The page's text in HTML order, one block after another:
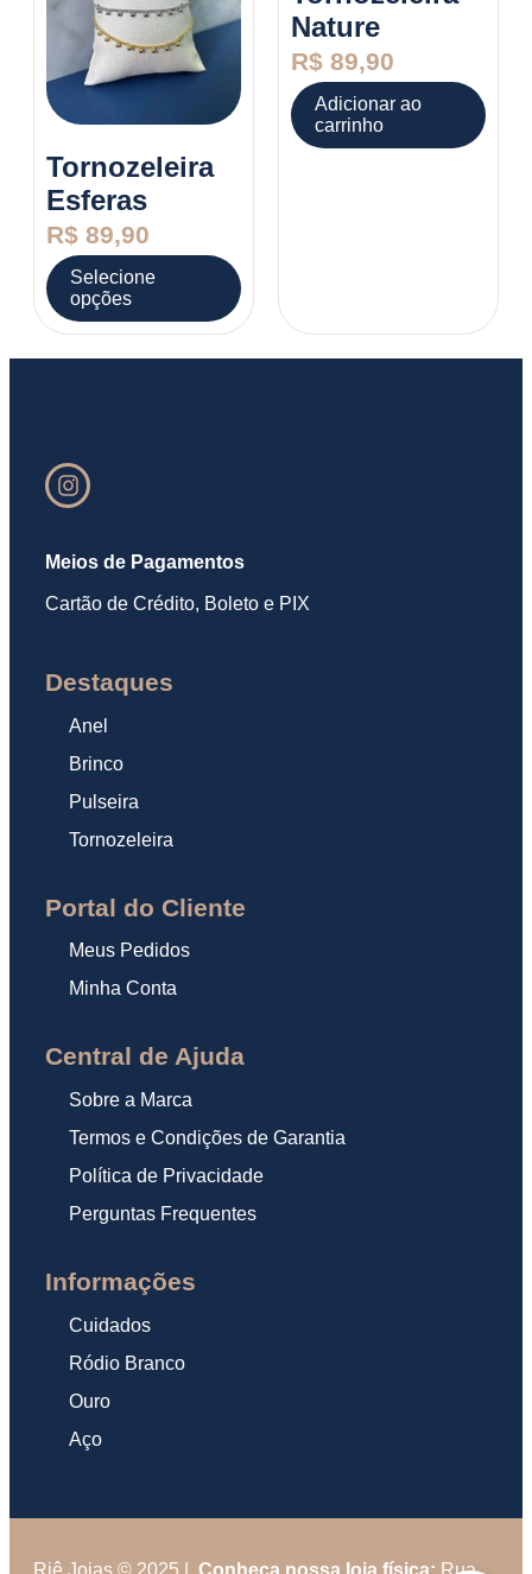
Tornozeleira
Esferas
R$ 89,90
Selecione
opções
Nature
R$ 89,90
Adicionar ao
carrinho
Meios de Pagamentos
Cartão de Crédito, Boleto e PIX
Destaques
Anel
Brinco
Pulseira
Tornozeleira
Portal do Cliente
Meus Pedidos
Minha Conta
Central de Ajuda
Sobre a Marca
Termos e Condições de Garantia
Política de Privacidade
Perguntas Frequentes
Informações
Cuidados
Ródio Branco
Ouro
Aço
Riê Joias © 2025 | Conheça nossa loja física: Rua